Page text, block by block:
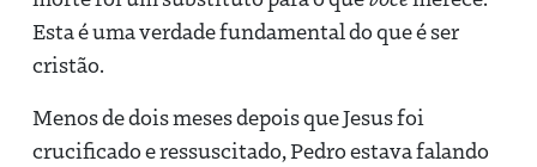
Esta é uma verdade fundamental do que é ser
cristão.
Menos de dois meses depois que Jesus foi
crucificado e ressuscitado, Pedro estava falando